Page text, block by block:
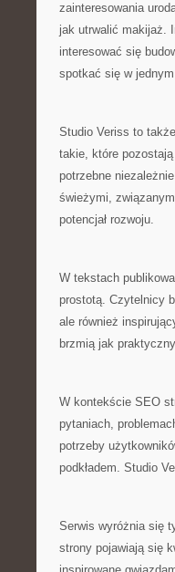
zainteresowania
jak utrwalić makijaż.
interesować się
spotkać się w
Studio Veriss to
takie, które
potrzebne
świeżymi,
potencjał rozwoju.
W tekstach
prostotą. Czytelnicy
ale również
brzmią jak
W kontekście SEO
pytaniach,
potrzeby
podkładem. Studio
Serwis wyróżnia się
strony pojawiają się